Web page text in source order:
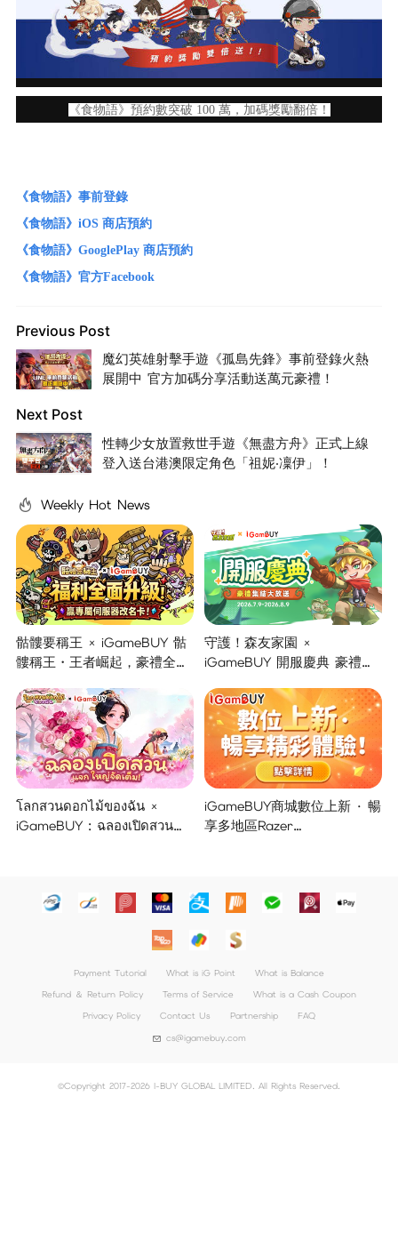
《食物語》預約數突破 100 萬，加碼獎勵翻倍！
《食物語》事前登錄
《食物語》iOS 商店預約
《食物語》GooglePlay 商店預約
《食物語》官方Facebook
Previous Post
魔幻英雄射擊手遊《孤島先鋒》事前登錄火熱
展開中 官方加碼分享活動送萬元豪禮！
Next Post
性轉少女放置救世手遊《無盡方舟》正式上線
登入送台港澳限定角色「祖妮‧凜伊」！
Weekly Hot News
骷髏要稱王 × iGameBUY 骷
髏稱王・王者崛起，豪禮全面
守護！森友家園 ×
iGameBUY 開服慶典 豪禮集
โลกสวนดอกไม้ของฉัน ×
iGameBUY : ฉลองเปิดสวน
iGameBUY商城數位上新 · 暢
享多地區Razer
Payment Tutorial What is iG Point
What is Balance
Refund ＆ Return Policy
Terms of Service
What is a Cash Coupon
Privacy Policy
Contact Us Partnership
FAQ
cs@igamebuy.com
©Copyright 2017-2026 I-BUY GLOBAL LIMITED. All Rights Reserved.